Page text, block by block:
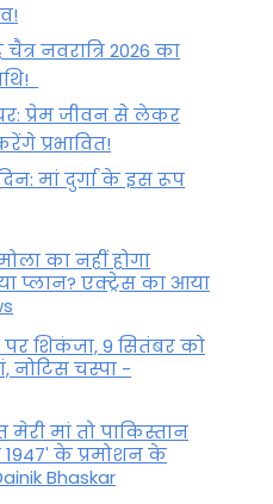
नवरात्रि 2026 का
प्रेम जीवन से लेकर
प्रभावित!
मां दुर्गा के इस रूप
का नहीं होगा
प्लान? एक्ट्रेस का आया
शिकंजा, 9 सितंबर को
नोटिस चस्पा -
मां तो पाकिस्तान
1947' के प्रमोशन के
Bhaskar